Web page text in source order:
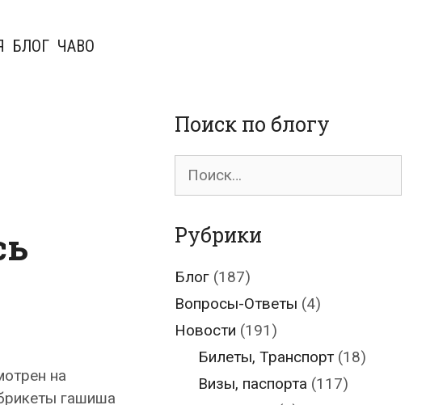
БЛОГ ЧАВО
на
гашиша
Поиск по блогу
Поиск
Рубрики
Блог (187)
Вопросы-Ответы (4)
Новости (191)
Билеты, Транспорт(18)
Визы, паспорта (117)